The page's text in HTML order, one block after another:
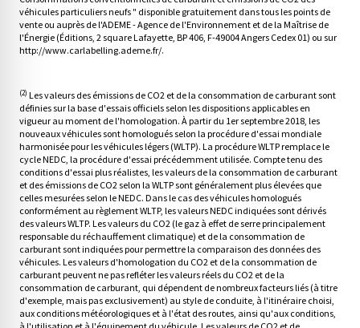
véhicules particuliers neufs " disponible gratuitement dans tous les points de
vente ou auprès de l'ADEME - Agence de l'Environnement et de la Maîtrise de
l'Énergie (Éditions, 2 square Lafayette, BP 406, F-49004 Angers Cedex 01) ou sur
http://www.carlabelling.ademe.fr/.
(2) Les valeurs des émissions de CO2 et de la consommation de carburant sont
définies sur la base d'essais officiels selon les dispositions applicables en
vigueur au moment de l'homologation. À partir du 1er septembre 2018, les
nouveaux véhicules sont homologués selon la procédure d'essai mondiale
harmonisée pour les véhicules légers (WLTP). La procédure WLTP remplace le
cycle NEDC, la procédure d'essai précédemment utilisée. Compte tenu des
conditions d'essai plus réalistes, les valeurs de la consommation de carburant
et des émissions de CO2 selon la WLTP sont généralement plus élevées que
celles mesurées selon le NEDC. Dans le cas des véhicules homologués
conformément au règlement WLTP, les valeurs NEDC indiquées sont dérivés
des valeurs WLTP. Les valeurs du CO2 (le gaz à effet de serre principalement
responsable du réchauffement climatique) et de la consommation de
carburant sont indiquées pour permettre la comparaison des données des
véhicules. Les valeurs d'homologation du CO2 et de la consommation de
carburant peuvent ne pas refléter les valeurs réels du CO2 et de la
consommation de carburant, qui dépendent de nombreux facteurs liés (à titre
d'exemple, mais pas exclusivement) au style de conduite, à l'itinéraire choisi,
aux conditions météorologiques et à l'état des routes, ainsi qu'aux conditions,